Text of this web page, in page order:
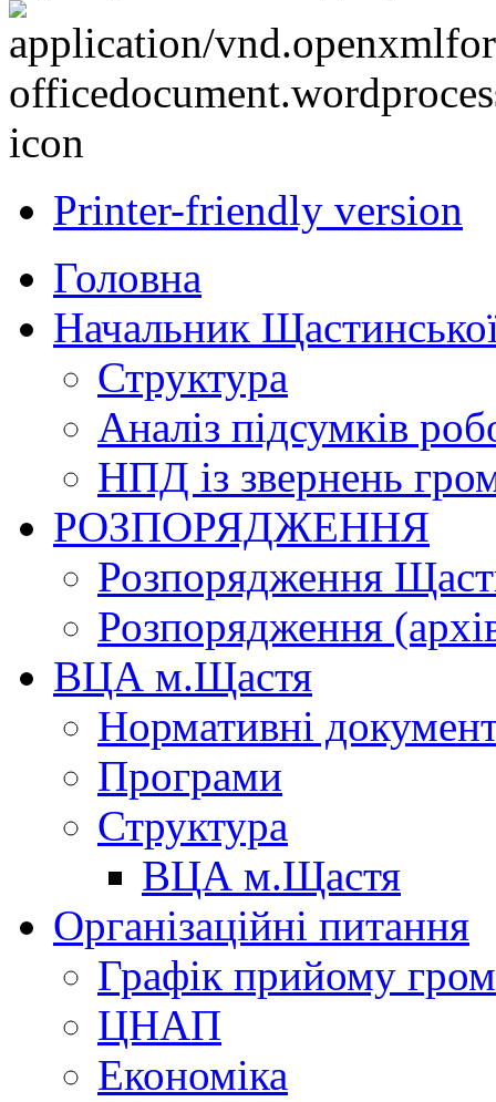
Printer-friendly version
Головна
Начальник
Структура
Аналіз підсумків
НПД із звернень
РОЗПОРЯДЖЕННЯ
Розпорядження
Розпорядження
ВЦА м.Щастя
Нормативні
Програми
Структура
ВЦА м.Щастя
Організаційні питання
Графік прийому
ЦНАП
Економіка